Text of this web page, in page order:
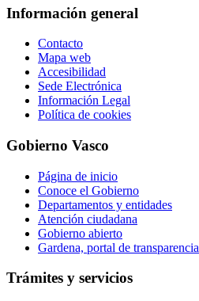
Información general
Contacto
Mapa web
Accesibilidad
Sede Electrónica
Información Legal
Política de cookies
Gobierno Vasco
Página de inicio
Conoce el Gobierno
Departamentos y entidades
Atención ciudadana
Gobierno abierto
Gardena, portal de transparencia
Trámites y servicios